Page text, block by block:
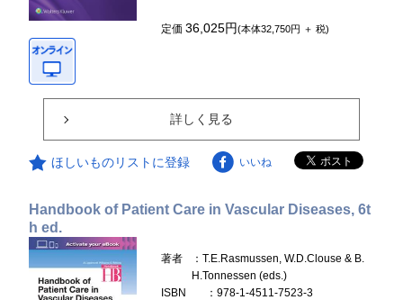
定価36,025円(本体32,750円 ＋ 税)
詳しく見る
ほしいものリストに登録 いいね
Handbook of Patient Care in Vascular Diseases, 6t
h ed.
著者
：T.E.Rasmussen, W.D.Clouse & B.
H.Tonnessen (eds.)
ISBN
：978-1-4511-7523-3